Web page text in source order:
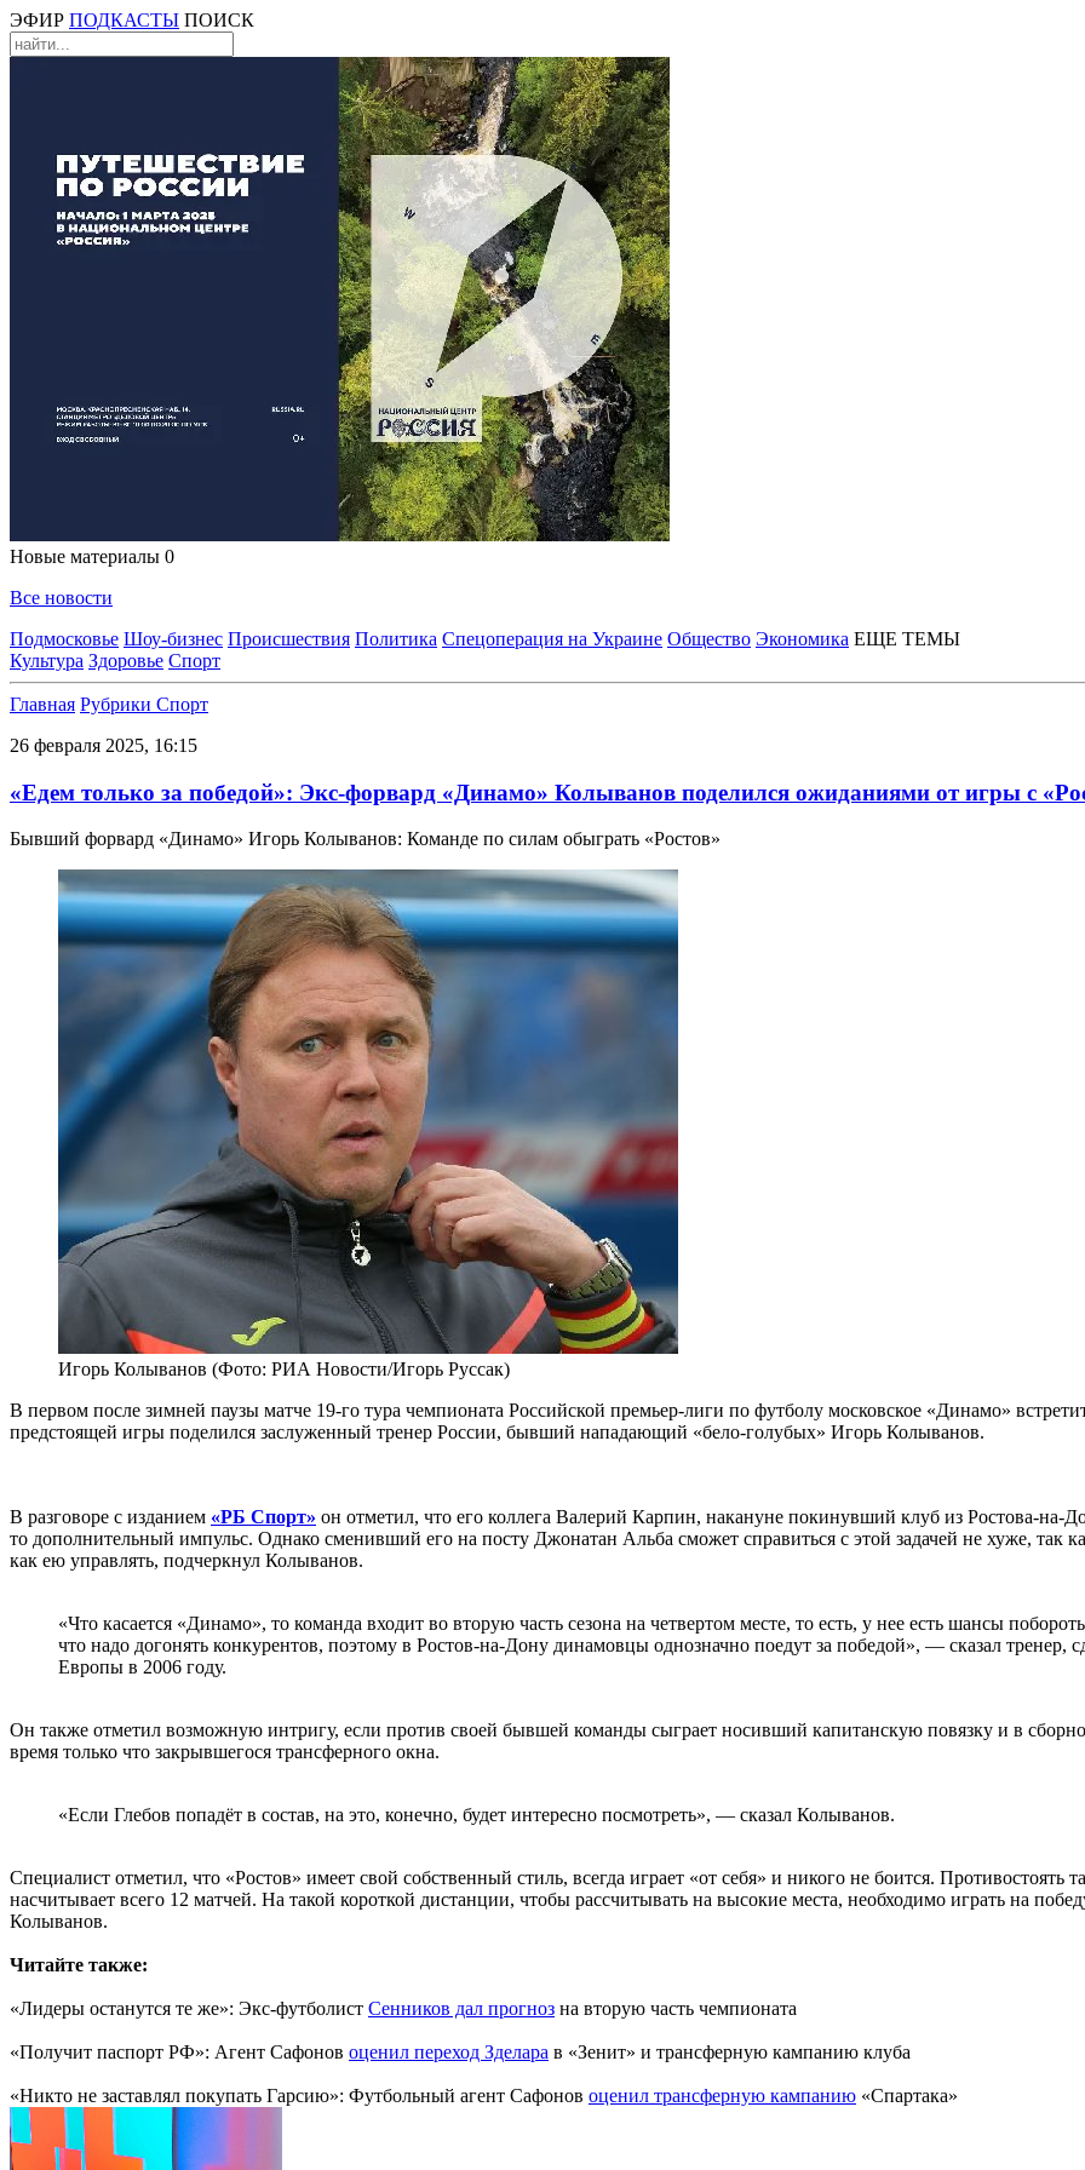
ЭФИР ПОДКАСТЫ ПОИСК
Новые материалы 0
Все новости
Подмосковье Шоу-бизнес Происшествия Политика Спецоперация на Украине Общество Экономика ЕЩЕ ТЕМЫ
Культура Здоровье Спорт
Главная Рубрики Спорт
26 февраля 2025, 16:15
«Едем только за победой»: Экс-форвард «Динамо» Колыванов поделился ожиданиями от игры с
Бывший форвард «Динамо» Игорь Колыванов: Команде по силам обыграть «Ростов»
Игорь Колыванов (Фото: РИА Новости/Игорь Руссак)
В первом после зимней паузы матче 19-го тура чемпионата Российской премьер-лиги по футболу московское «Динамо»
предстоящей игры поделился заслуженный тренер России, бывший нападающий «бело-голубых» Игорь Колыванов.
В разговоре с изданием «РБ Спорт» он отметил, что его коллега Валерий Карпин, накануне покинувший клуб из Ростова-на-
то дополнительный импульс. Однако сменивший его на посту Джонатан Альба сможет справиться с этой задачей не хуже, так
как ею управлять, подчеркнул Колыванов.
«Что касается «Динамо», то команда входит во вторую часть сезона на четвертом месте, то есть, у нее есть шансы
что надо догонять конкурентов, поэтому в Ростов-на-Дону динамовцы однозначно поедут за победой», — сказал
Европы в 2006 году.
Он также отметил возможную интригу, если против своей бывшей команды сыграет носивший капитанскую повязку и в
время только что закрывшегося трансферного окна.
«Если Глебов попадёт в состав, на это, конечно, будет интересно посмотреть», — сказал Колыванов.
Специалист отметил, что «Ростов» имеет свой собственный стиль, всегда играет «от себя» и никого не боится. Противостоять
насчитывает всего 12 матчей. На такой короткой дистанции, чтобы рассчитывать на высокие места, необходимо играть на
Колыванов.
Читайте также:
«Лидеры останутся те же»: Экс-футболист Сенников дал прогноз на вторую часть чемпионата
«Получит паспорт РФ»: Агент Сафонов оценил переход Зделара в «Зенит» и трансферную кампанию клуба
«Никто не заставлял покупать Гарсию»: Футбольный агент Сафонов оценил трансферную кампанию «Спартака»